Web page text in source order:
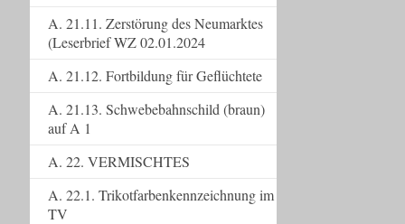
A. 21.11. Zerstörung des Neumarktes
(Leserbrief WZ 02.01.2024
A. 21.12. Fortbildung für Geflüchtete
A. 21.13. Schwebebahnschild (braun)
auf A 1
A. 22. VERMISCHTES
A. 22.1. Trikotfarbenkennzeichnung im
TV